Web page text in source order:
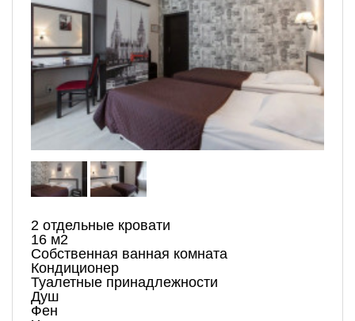
2 отдельные кровати
16 м2
Собственная ванная комната
Кондиционер
Туалетные принадлежности
Душ
Фен